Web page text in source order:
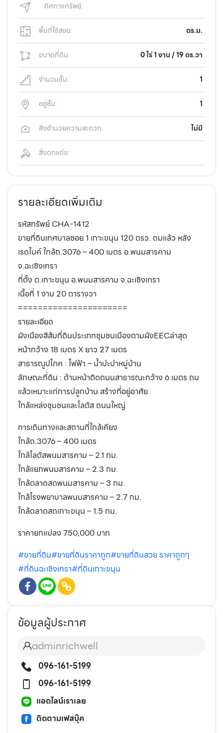
ทิศทางทรัพย์:
พื้นที่ใช้สอย: ตร.ม.
ขนาดที่ดิน: 0 ไร่ 1 งาน / 19 ตร.วา
จำนวนชั้น: 1
อยู่ชั้น: 1
สิ่งอำนวยความสะดวก: ไม่มี
สิ่งตกแต่ง:
รายละเอียดเพิ่มเติม
รหัสทรัพย์ CHA-1412
ขายที่ดินเทศบาลซอย 1 เกาะขนุน 120 ตรว. ถมแล้ว หลัง
เรดไบค์ ใกล้ถ.3076 – 400 เมตร อ.พนมสารคาม
จ.ฉะเชิงเทรา
ที่ตั้ง ต.เกาะขนุน อ.พนมสารคาม จ.ฉะเชิงเทรา
เนื้อที่ 1 งาน 20 ตารางวา
======================
รายละเอียด
ผังเมืองสีส้มที่ดินประเภทชุมชนเมืองตามผังEECล่าสุด
หน้ากว้าง 18 เมตร X ยาว 27 เมตร
สาธารณูปโภค : ไฟฟ้า – น้ำปะปาหมู่บ้าน
ลักษณะที่ดิน : ด้านหน้าติดถนนสาธารณะกว้าง 6 เมตร ถม
แล้วเหมาะแก่การปลูกบ้าน สร้างที่อยู่อาศัย
ใกล้แหล่งชุมชนและโลตัส ถนนใหญ่
การเดินทางและสถานที่ใกล้เคียง
ใกล้ถ.3076 – 400 เมตร
ใกล้โลตัสพนมสารคาม – 2.1 กม.
ใกล้แยกพนมสารคาม – 2.3 กม.
ใกล้ตลาดสดพนมสารคาม – 3 กม.
ใกล้โรงพยาบาลพนมสารคาม – 2.7 กม.
ใกล้ตลาดสดเกาะขนุน – 1.5 กม.
ราคายกแปลง 750,000 บาท
#ขายที่ดิน#ขายที่ดินราคาถูก#ขายที่ดินสวย ราคาถูกๆ
#ที่ดินฉะเชิงเทรา#ที่ดินเกาะขนุน
ข้อมูลผู้ประกาศ
adminrichwell
096-161-5199
096-161-5199
แอดไลน์เราเลย
ติดตามเฟสบุ๊ค